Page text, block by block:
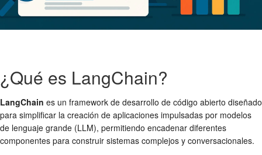
¿Qué es LangChain?
LangChain es un framework de desarrollo de código abierto diseñado
para simplificar la creación de aplicaciones impulsadas por modelos
de lenguaje grande (LLM), permitiendo encadenar diferentes
componentes para construir sistemas complejos y conversacionales.